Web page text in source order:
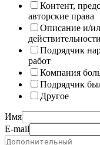
Контент,
авторские права
Описание и/
действительности
Подрядчик
работ
Компания
Подрядчик
Другое
Имя
E-mail